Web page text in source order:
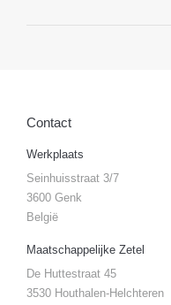
Contact
Werkplaats
Seinhuisstraat 3/7
3600 Genk
België
Maatschappelijke Zetel
De Huttestraat 45
3530 Houthalen-Helchteren